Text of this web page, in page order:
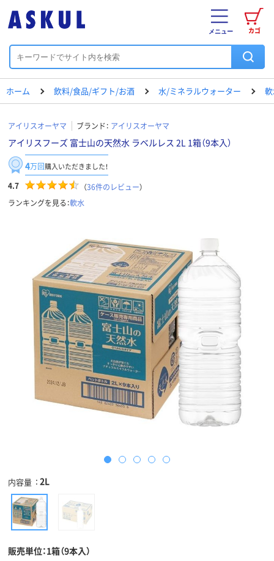
カゴ
メニュー
ホーム 飲料/食品/ギフト/お酒 水/ミネラルウォーター
アイリスオーヤマ ブランド： アイリスオーヤマ
アイリスフーズ 富士山の天然水 ラベルレス 2L 1箱（9本入）
4万回購入いただきました！
4.7 （36件のレビュー）
ランキングを見る：軟水
内容量 2L
販売単位：1箱（9本入）